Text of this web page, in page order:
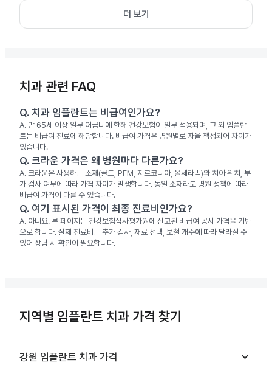
더 보기
치과 관련 FAQ
Q. 치과 임플란트는 비급여인가요?
A. 만 65세 이상 일부 어금니에 한해 건강보험이 일부 적용되며, 그 외 임플란
트는 비급여 진료에 해당합니다. 비급여 가격은 병원별로 자율 책정되어 차이가
있습니다.
Q. 크라운 가격은 왜 병원마다 다른가요?
A. 크라운은 사용하는 소재(골드, PFM, 지르코니아, 올세라믹)와 치아 위치, 부
가 검사 여부에 따라 가격 차이가 발생합니다. 동일 소재라도 병원 정책에 따라
비급여 가격이 다를 수 있습니다.
Q. 여기 표시된 가격이 최종 진료비인가요?
A. 아니요. 본 페이지는 건강보험심사평가원에 신고된 비급여 공시 가격을 기반
으로 합니다. 실제 진료비는 추가 검사, 재료 선택, 보철 개수에 따라 달라질 수
있어 상담 시 확인이 필요합니다.
지역별 임플란트 치과 가격 찾기
강원 임플란트 치과 가격 keyboard_arrow_down